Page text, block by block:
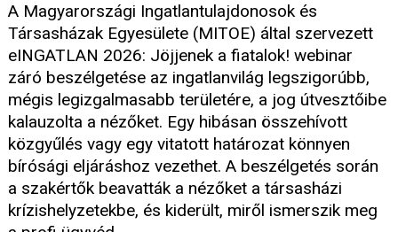
A Magyarországi Ingatlantulajdonosok és
Társasházak Egyesülete (MITOE) által szervezett
eINGATLAN 2026: Jöjjenek a fiatalok! webinar
záró beszélgetése az ingatlanvilág legszigorúbb,
mégis legizgalmasabb területére, a jog útvesztőibe
kalauzolta a nézőket. Egy hibásan összehívott
közgyűlés vagy egy vitatott határozat könnyen
bírósági eljáráshoz vezethet. A beszélgetés során
a szakértők beavatták a nézőket a társasházi
krízishelyzetekbe, és kiderült, miről ismerszik meg